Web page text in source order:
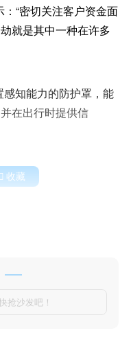
“密切关注客户资金面
就是其中一种在许多
知能力的防护罩，能
在出行时提供信
收藏
抢沙发吧！